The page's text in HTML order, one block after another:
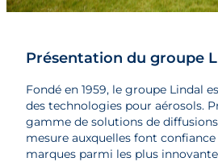
Présentation du groupe
Fondé en 1959, le groupe Lindal
des technologies pour aérosols.
gamme de solutions de
mesure auxquelles font
marques parmi les plus